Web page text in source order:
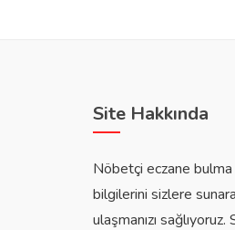
Site Hakkında
Nöbetçi eczane
bilgilerini sizlere
ulaşmanızı sağlıyoruz.